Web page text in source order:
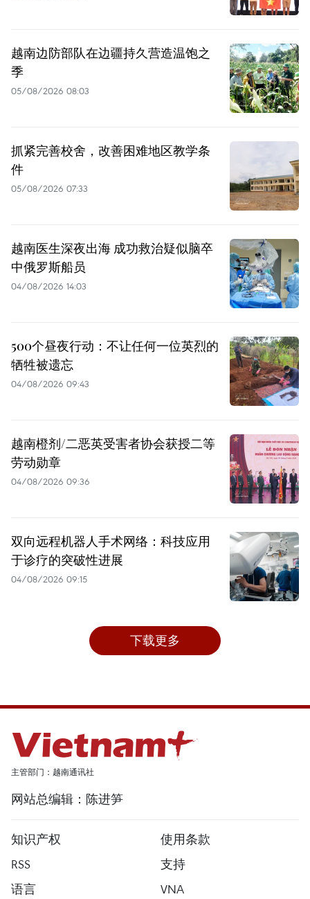
越南边防部队在边疆持久营造温饱之
季
05/08/2026 08:03
抓紧完善校舍，改善困难地区教学条
件
05/08/2026 07:33
越南医生深夜出海 成功救治疑似脑卒
中俄罗斯船员
04/08/2026 14:03
500个昼夜行动：不让任何一位英烈的
牺牲被遗忘
04/08/2026 09:43
越南橙剂/二恶英受害者协会获授二等
劳动勋章
04/08/2026 09:36
双向远程机器人手术网络：科技应用
于诊疗的突破性进展
04/08/2026 09:15
下载更多
主管部门：越南通讯社
网站总编辑：陈进笋
知识产权
使用条款
RSS
支持
语言
VNA